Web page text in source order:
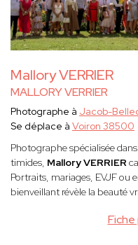
Mallory VERRIER
MALLORY VERRIER
Photographe à Jacob-
Se déplace à Voiron 38500
Photographe spécialisée
timides, Mallory VERRIER
Portraits, mariages, EVJF ou
bienveillant révèle la beauté